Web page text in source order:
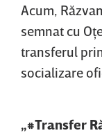
Acum,
semnat cu
transferul
socializare
„#Transfer